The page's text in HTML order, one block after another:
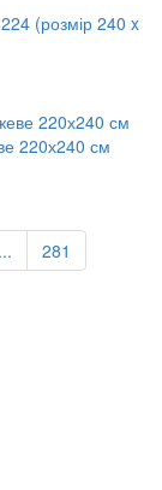
(розмір 240 x
220х240 см
... 281